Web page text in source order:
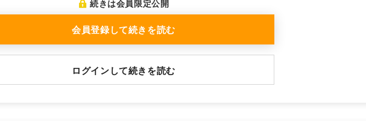
続きは会員限定公開
会員登録して続きを読む
ログインして続きを読む